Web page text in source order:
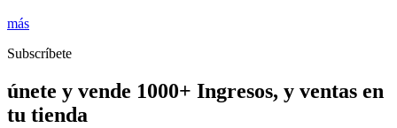
más
Subscríbete
únete y vende 1000+ Ingresos, y ventas en
tu tienda